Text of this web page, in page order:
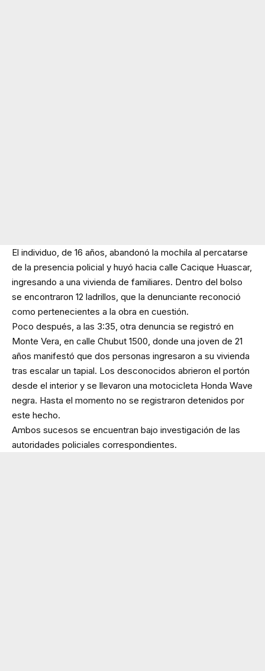
El individuo, de 16 años, abandonó la mochila al percatarse
de la presencia policial y huyó hacia calle Cacique Huascar,
ingresando a una vivienda de familiares. Dentro del bolso
se encontraron 12 ladrillos, que la denunciante reconoció
como pertenecientes a la obra en cuestión.
Poco después, a las 3:35, otra denuncia se registró en
Monte Vera, en calle Chubut 1500, donde una joven de 21
años manifestó que dos personas ingresaron a su vivienda
tras escalar un tapial. Los desconocidos abrieron el portón
desde el interior y se llevaron una motocicleta Honda Wave
negra. Hasta el momento no se registraron detenidos por
este hecho.
Ambos sucesos se encuentran bajo investigación de las
autoridades policiales correspondientes.